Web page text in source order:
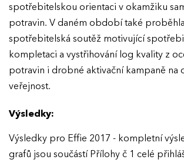
spotřebitelskou orientaci v okamžiku
potravin. V daném období také
spotřebitelská soutěž motivující
kompletaci a vystřihování log kvality z
potravin i drobné aktivační kampaně na
veřejnost.
Výsledky:
Výsledky pro Effie 2017 - kompletní
grafů jsou součástí Přílohy č 1 celé